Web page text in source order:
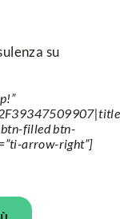
su
btn-filled btn-
arrow-right”]